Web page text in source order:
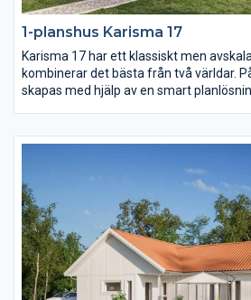
1-planshus Karisma 17
Karisma 17 har ett klassiskt men
kombinerar det bästa från två världar.
skapas med hjälp av en smart
det hela fyra sovrum samt ett allrum.